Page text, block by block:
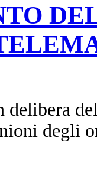
delibera
degli